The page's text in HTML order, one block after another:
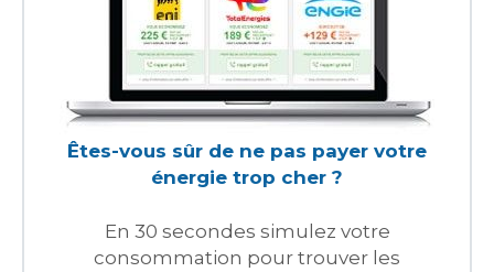
Êtes-vous sûr de ne pas payer votre
énergie trop cher ?
En 30 secondes simulez votre
consommation pour trouver les